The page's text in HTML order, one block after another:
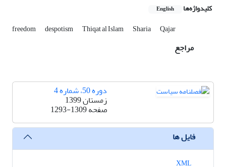
کلیدواژه‌ها English
freedom despotism Thiqat al Islam Sharia Qajar
مراجع
دوره 50، شماره 4
زمستان 1399
صفحه1293-1309
فایل ها